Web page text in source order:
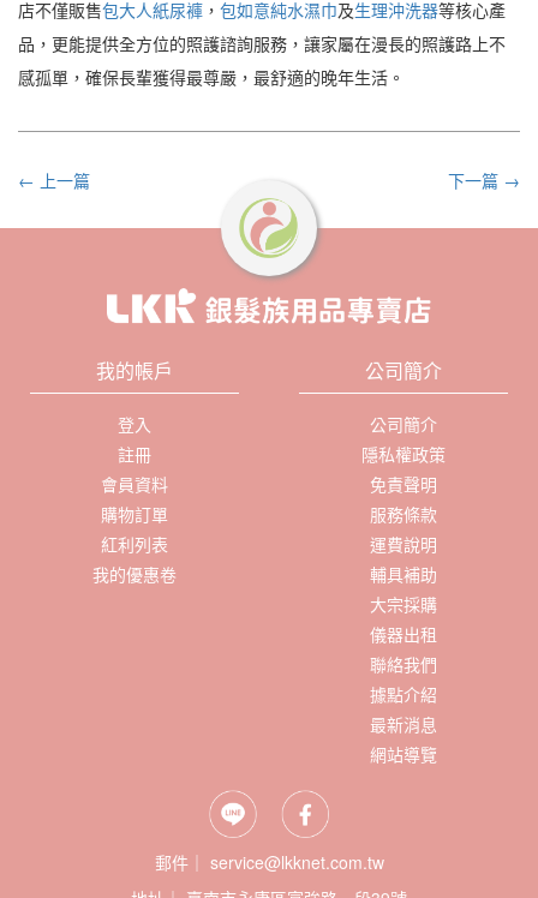
店不僅販售包大人紙尿褲 ， 包如意純水濕巾及生理沖洗器等核心產
品，更能提供全方位的照護諮詢服務，讓家屬在漫長的照護路上不
感孤單，確保長輩獲得最尊嚴，最舒適的晚年生活。
← 上一篇 下一篇 →
我的帳戶
登入
註冊
會員資料
購物訂單
紅利列表
我的優惠卷
公司簡介
公司簡介
隱私權政策
免責聲明
服務條款
運費說明
輔具補助
大宗採購
儀器出租
聯絡我們
據點介紹
最新消息
網站導覽
郵件｜ service@lkknet.com.tw